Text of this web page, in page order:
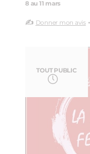
8 au 11 mars
✍️ Donner mon avis
TOUT PUBLIC